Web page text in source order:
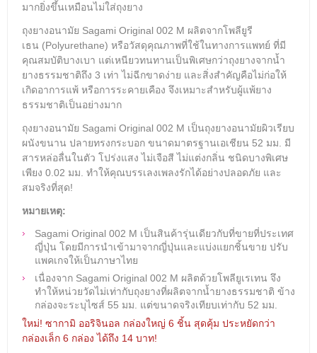
มากยิ่งขึ้นเหมือนไม่ใส่ถุงยาง
ถุงยางอนามัย Sagami Original 002 M ผลิตจากโพลียูรี
เธน (Polyurethane) หรือวัสดุคุณภาพที่ใช้ในทางการแพทย์ ที่มี
คุณสมบัติบางเบา แต่เหนียวทนทานเป็นพิเศษกว่าถุงยางจากน้ำ
ยางธรรมชาติถึง 3 เท่า ไม่ฉีกขาดง่าย และสิ่งสำคัญคือไม่ก่อให้
เกิดอาการแพ้ หรือการระคายเคือง จึงเหมาะสำหรับผู้แพ้ยาง
ธรรมชาติเป็นอย่างมาก
ถุงยางอนามัย Sagami Original 002 M เป็นถุงยางอนามัยผิวเรียบ
ผนังขนาน ปลายทรงกระบอก ขนาดมาตรฐานเอเชียน 52 มม. มี
สารหล่อลื่นในตัว โปร่งแสง ไม่เจือสี ไม่แต่งกลิ่น ชนิดบางพิเศษ
เพียง 0.02 มม. ทำให้คุณบรรเลงเพลงรักได้อย่างปลอดภัย และ
สมจริงที่สุด!
หมายเหตุ:
Sagami Original 002 M เป็นสินค้ารุ่นเดียวกับที่ขายที่ประเทศ
ญี่ปุ่น โดยมีการนำเข้ามาจากญี่ปุ่นและแบ่งแยกชิ้นขาย ปรับ
แพคเกจให้เป็นภาษาไทย
เนื่องจาก Sagami Original 002 M ผลิตด้วยโพลียูเรเทน จึง
ทำให้หน่วยวัดไม่เท่ากับถุงยางที่ผลิตจากน้ำยางธรรมชาติ ข้าง
กล่องจะระบุไซส์ 55 มม. แต่ขนาดจริงเทียบเท่ากับ 52 มม.
ใหม่! ซากามิ ออริจินอล กล่องใหญ่ 6 ชิ้น สุดคุ้ม ประหยัดกว่า
กล่องเล็ก 6 กล่อง ได้ถึง 14 บาท!